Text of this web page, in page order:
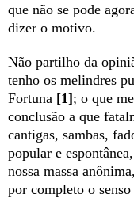
que não se pode
dizer o motivo.
Não partilho da
tenho os melindres
Fortuna [1]; o que
conclusão a que
cantigas, sambas,
popular e
nossa massa
por completo o